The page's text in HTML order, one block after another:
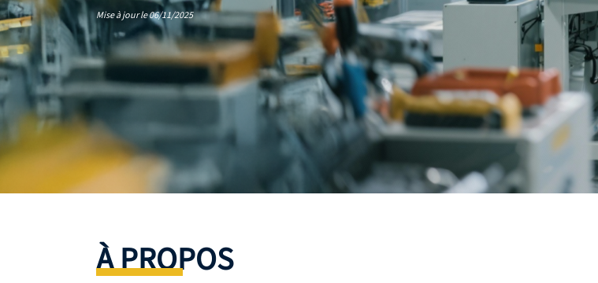
Mise à jour le 06/11/2025
À PROPOS